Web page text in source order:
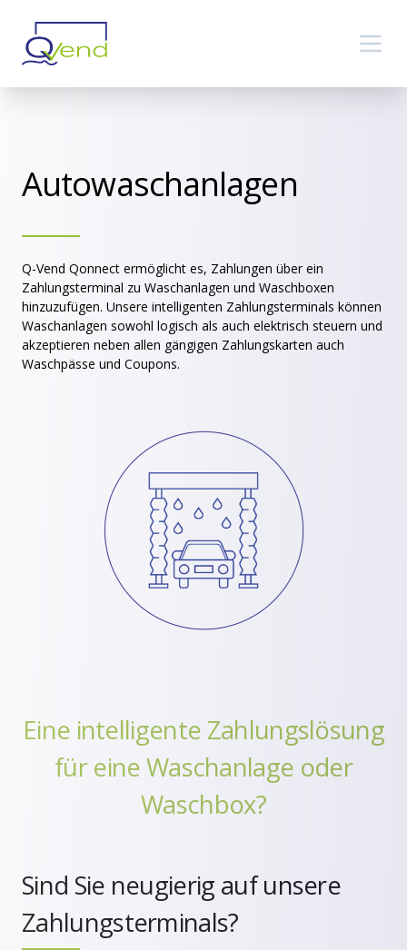
Autowaschanlagen
Q-Vend Qonnect ermöglicht es, Zahlungen über ein
Zahlungsterminal zu Waschanlagen und Waschboxen
hinzuzufügen. Unsere intelligenten Zahlungsterminals können
Waschanlagen sowohl logisch als auch elektrisch steuern und
akzeptieren neben allen gängigen Zahlungskarten auch
Waschpässe und Coupons.
Eine intelligente Zahlungslösung
für eine Waschanlage oder
Waschbox?
Sind Sie neugierig auf unsere
Zahlungsterminals?